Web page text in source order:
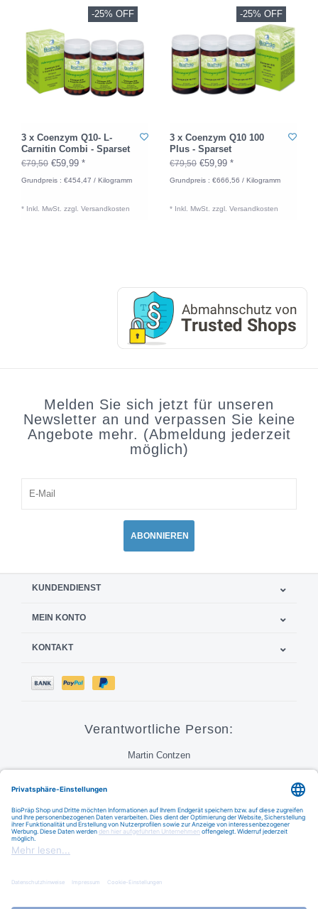
-25% OFF
3 x Coenzym Q10- L-
Carnitin Combi - Sparset
€79,50 €59,99 *
Grundpreis : €454,47 / Kilogramm
* Inkl. MwSt. zzgl. Versandkosten
-25% OFF
3 x Coenzym Q10 100
Plus - Sparset
€79,50 €59,99 *
Grundpreis : €666,56 / Kilogramm
* Inkl. MwSt. zzgl. Versandkosten
Melden Sie sich jetzt für unseren
Newsletter an und verpassen Sie keine
Angebote mehr. (Abmeldung jederzeit
möglich)
ABONNIEREN
KUNDENDIENST
MEIN KONTO
KONTAKT
Verantwortliche Person:
Martin Contzen
Call E-Mail FAQ
Natürlich für Ihre Gesundheit und Schönheit © 2026